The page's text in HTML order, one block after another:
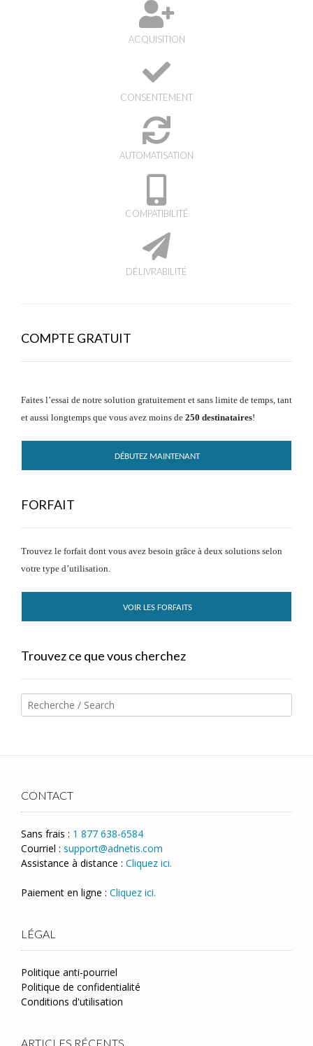
ACQUISITION
CONSENTEMENT
AUTOMATISATION
COMPATIBILITÉ
DÉLIVRABILITÉ
COMPTE GRATUIT
Faites l’essai de notre solution gratuitement et sans limite de temps, tant
et aussi longtemps que vous avez moins de 250 destinataires!
DÉBUTEZ MAINTENANT
FORFAIT
Trouvez le forfait dont vous avez besoin grâce à deux solutions selon
votre type d’utilisation.
VOIR LES FORFAITS
Trouvez ce que vous cherchez
CONTACT
Sans frais : 1 877 638-6584
Courriel : support@adnetis.com
Assistance à distance : Cliquez ici.
Paiement en ligne : Cliquez ici.
LÉGAL
Politique anti-pourriel
Politique de confidentialité
Conditions d'utilisation
ARTICLES RÉCENTS